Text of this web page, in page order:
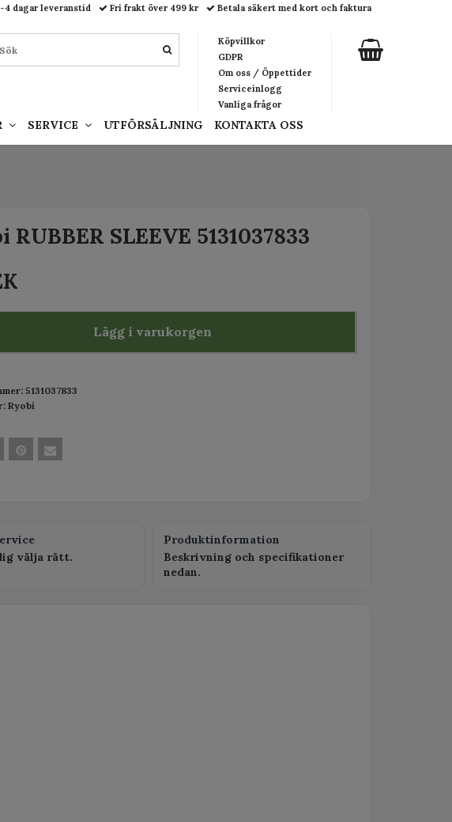
RUBBER SLEEVE 5131037833
Lägg i varukorgen
5131037833
Ryobi
välja rätt.
Produktinformation
Beskrivning och specifikationer
nedan.
4 dagar leveranstid Fri frakt över 499 kr Betala säkert med kort och faktura
Köpvillkor
GDPR
Om oss / Öppettider
Serviceinlogg
Vanliga frågor
SERVICE UTFÖRSÄLJNING KONTAKTA OSS